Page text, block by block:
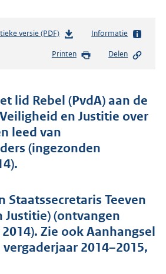
versie (PDF)b
s
n
d
s
g
r
e
:
4
2
Informatie
Printen Delen
lid Rebel (PvdA) aan de
en Justitie over
leed van
(ingezonden
Staatssecretaris Teeven
Justitie) (ontvangen
Zie ook Aanhangsel
2014–2015,